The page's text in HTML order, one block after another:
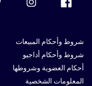
شروط وأحكام المبيعات
شروط وأحكام أداجيو
أحكام العضوية وشروطها
المعلومات الشخصية